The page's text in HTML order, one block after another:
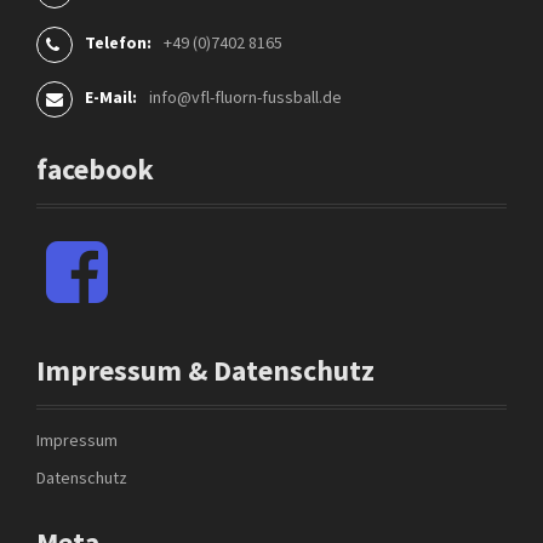
Telefon: +49 (0)7402 8165
E-Mail: info@vfl-fluorn-fussball.de
facebook
F
c
o
o
Impressum & Datenschutz
Impressum
Datenschutz